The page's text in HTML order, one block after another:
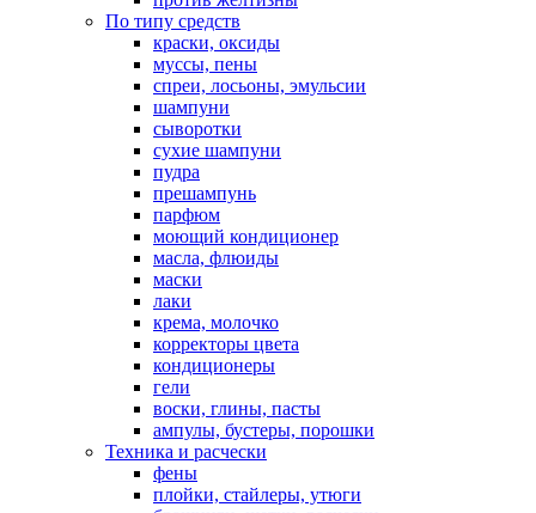
По типу средств
краски, оксиды
муссы, пены
спреи, лосьоны, эмульсии
шампуни
сыворотки
сухие шампуни
пудра
прешампунь
парфюм
моющий кондиционер
масла, флюиды
маски
лаки
крема, молочко
корректоры цвета
кондиционеры
гели
воски, глины, пасты
ампулы, бустеры, порошки
Техника и расчески
фены
плойки, стайлеры, утюги